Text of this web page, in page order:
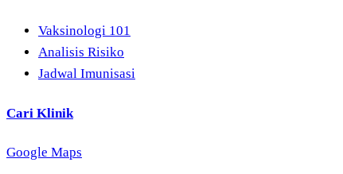
Vaksinologi 101
Analisis Risiko
Jadwal Imunisasi
Cari Klinik
Google Maps